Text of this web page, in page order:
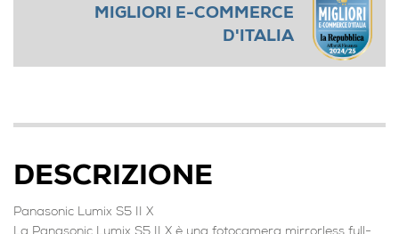
MIGLIORI E-COMMERCE
D'ITALIA
DESCRIZIONE
Panasonic Lumix S5 II X